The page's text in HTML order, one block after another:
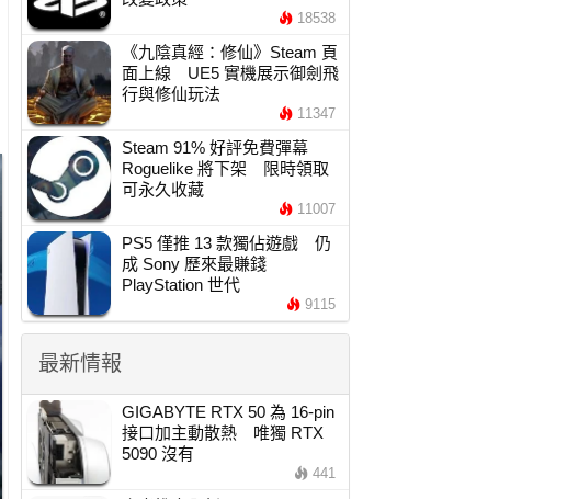
18538
《九陰真經：修仙》Steam 頁
面上線 UE5 實機展示御劍飛
行與修仙玩法
11347
Steam 91% 好評免費彈幕
Roguelike 將下架 限時領取
可永久收藏
11007
PS5 僅推 13 款獨佔遊戲 仍
成 Sony 歷來最賺錢
PlayStation 世代
9115
最新情報
GIGABYTE RTX 50 為 16-pin
接口加主動散熱 唯獨 RTX
5090 沒有
441